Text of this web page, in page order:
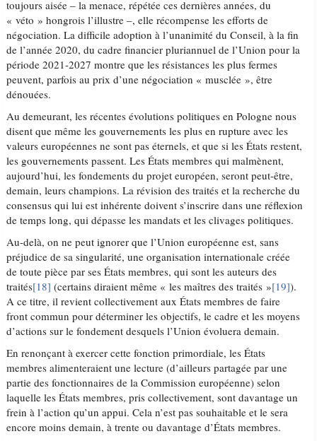
toujours aisée – la menace, répétée ces dernières années, du
« véto » hongrois l’illustre –, elle récompense les efforts de
négociation. La difficile adoption à l’unanimité du Conseil, à la fin
de l’année 2020, du cadre financier pluriannuel de l’Union pour la
période 2021-2027 montre que les résistances les plus fermes
peuvent, parfois au prix d’une négociation « musclée », être
dénouées.
Au demeurant, les récentes évolutions politiques en Pologne nous
disent que même les gouvernements les plus en rupture avec les
valeurs européennes ne sont pas éternels, et que si les États restent,
les gouvernements passent. Les États membres qui malmènent,
aujourd’hui, les fondements du projet européen, seront peut-être,
demain, leurs champions. La révision des traités et la recherche du
consensus qui lui est inhérente doivent s’inscrire dans une réflexion
de temps long, qui dépasse les mandats et les clivages politiques.
Au-delà, on ne peut ignorer que l’Union européenne est, sans
préjudice de sa singularité, une organisation internationale créée
de toute pièce par ses États membres, qui sont les auteurs des
traités[18] (certains diraient même « les maîtres des traités »[19]).
A ce titre, il revient collectivement aux États membres de faire
front commun pour déterminer les objectifs, le cadre et les moyens
d’actions sur le fondement desquels l’Union évoluera demain.
En renonçant à exercer cette fonction primordiale, les États
membres alimenteraient une lecture (d’ailleurs partagée par une
partie des fonctionnaires de la Commission européenne) selon
laquelle les États membres, pris collectivement, sont davantage un
frein à l’action qu’un appui. Cela n’est pas souhaitable et le sera
encore moins demain, à trente ou davantage d’États membres.